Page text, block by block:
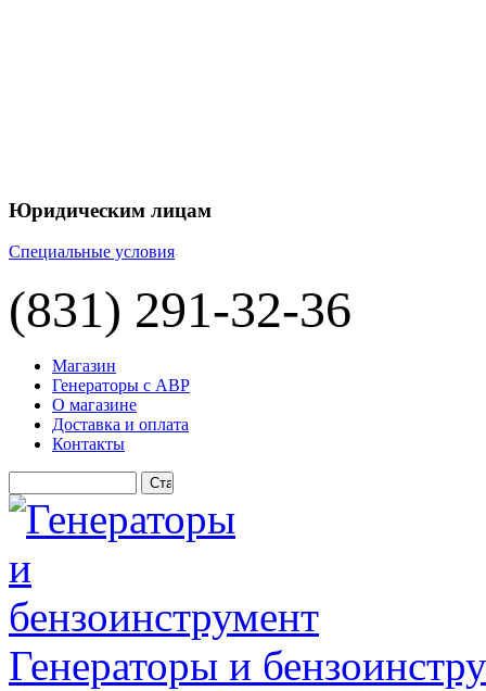
Юридическим лицам
Специальные условия
(831) 291-32-36
Магазин
Генераторы с АВР
О магазине
Доставка и оплата
Контакты
Генераторы и